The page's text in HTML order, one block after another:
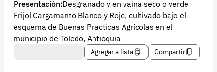
Presentación:Desgranado y en vaina seco o verde
Frijol Cargamanto Blanco y Rojo, cultivado bajo el
esquema de Buenas Practicas Agrícolas en el
municipio de Toledo, Antioquia
Agregar a lista Compartir
Soporte
+57 323 2931928